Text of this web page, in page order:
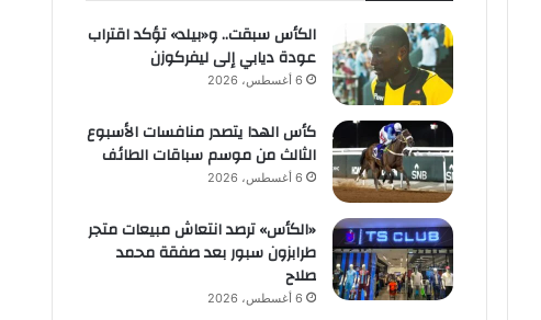
الكأس سبقت.. و«بيلد» تؤكد اقتراب
عودة ديابي إلى ليفركوزن
6 أغسطس، 2026
كأس الهدا يتصدر منافسات الأسبوع
الثالث من موسم سباقات الطائف
6 أغسطس، 2026
«الكأس» ترصد انتعاش مبيعات متجر
طرابزون سبور بعد صفقة محمد
صلاح
6 أغسطس، 2026